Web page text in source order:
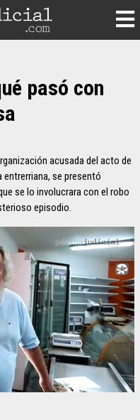
pasó con
acusada del acto de
se presentó
se lo involucrara con el robo
episodio.